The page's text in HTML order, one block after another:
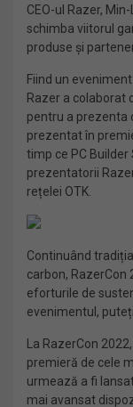
CEO-ul Razer,
schimba viitorul
produse și
Fiind un
Razer a colaborat
pentru a prezenta
prezentat în
timp ce PC
prezentatorii
rețelei OTK.
Continuând
carbon, RazerCon
eforturile de
evenimentul,
La RazerCon
premieră de cele
urmează a fi
mai avansat